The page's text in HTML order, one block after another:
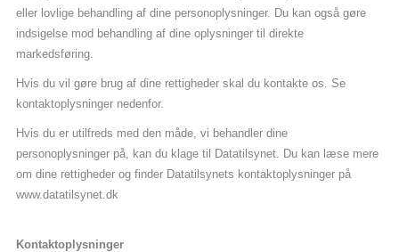
eller lovlige behandling af dine personoplysninger. Du kan også gøre
indsigelse mod behandling af dine oplysninger til direkte
markedsføring.
Hvis du vil gøre brug af dine rettigheder skal du kontakte os. Se
kontaktoplysninger nedenfor.
Hvis du er utilfreds med den måde, vi behandler dine
personoplysninger på, kan du klage til Datatilsynet. Du kan læse mere
om dine rettigheder og finder Datatilsynets kontaktoplysninger på
www.datatilsynet.dk
Kontaktoplysninger